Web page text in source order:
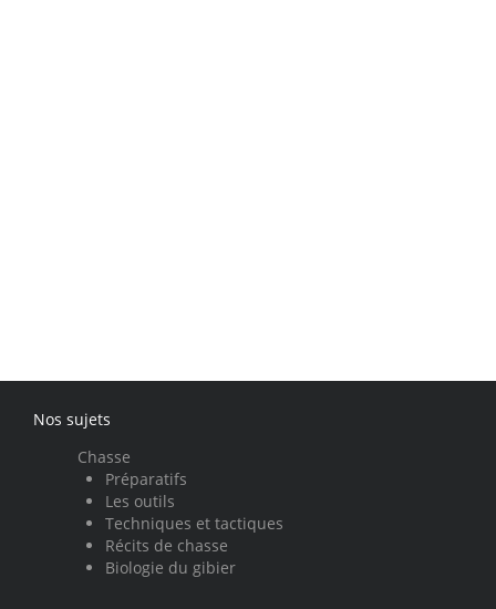
Nos sujets
Chasse
Préparatifs
Les outils
Techniques et tactiques
Récits de chasse
Biologie du gibier